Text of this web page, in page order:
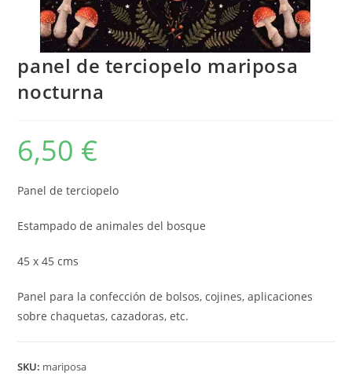
panel de terciopelo mariposa
nocturna
6,50 €
Panel de terciopelo
Estampado de animales del bosque
45 x 45 cms
Panel para la confección de bolsos, cojines, aplicaciones
sobre chaquetas, cazadoras, etc.
SKU: mariposa